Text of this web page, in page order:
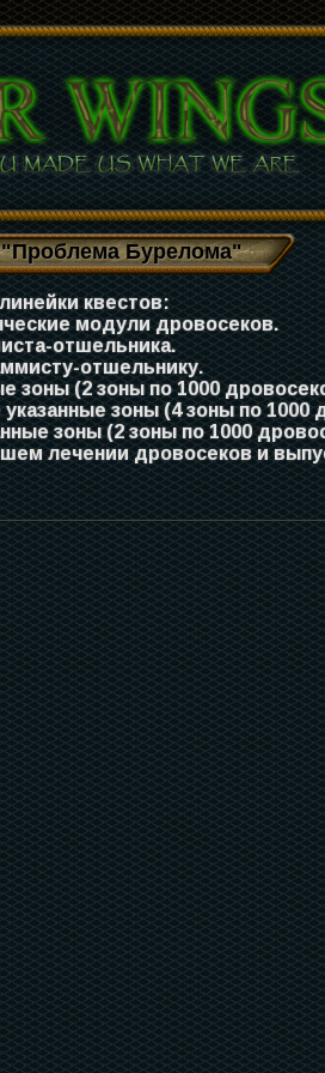
Бурелома"
квестов:
модули дровосеков.
отшельника.
отшельнику.
зоны (2 зоны по 1000
указанные зоны (4 зоны по 1000
зоны (2 зоны по 1000
лечении дровосеков и